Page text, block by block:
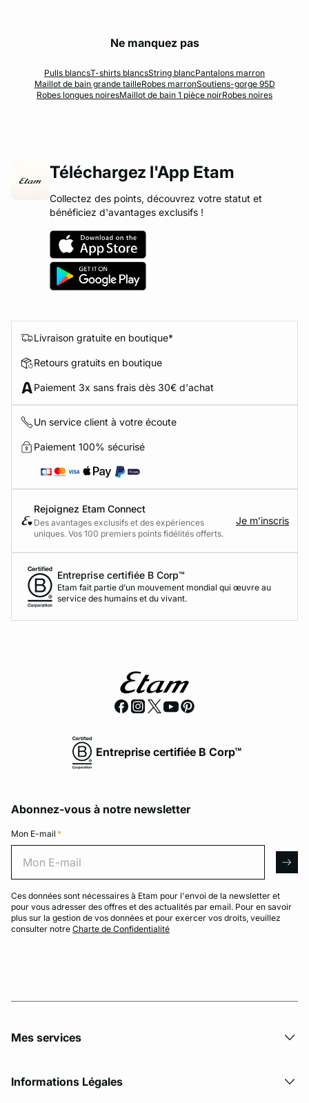
Ne manquez pas
Pulls blancsT-shirts blancsString blancPantalons marron
Maillot de bain grande tailleRobes marronSoutiens-gorge 95D
Robes longues noiresMaillot de bain 1 pièce noirRobes noires
Téléchargez l'App Etam
Collectez des points, découvrez votre statut et
bénéficiez d'avantages exclusifs !
Livraison gratuite en boutique*
Retours gratuits en boutique
Paiement 3x sans frais dès 30€ d'achat
Un service client à votre écoute
Paiement 100% sécurisé
Rejoignez Etam Connect
Des avantages exclusifs et des expériences
uniques. Vos 100 premiers points fidélités offerts.
Je m’inscris
Entreprise certifiée B Corp™
Etam fait partie d’un mouvement mondial qui œuvre au
service des humains et du vivant.
Entreprise certifiée B Corp™
Abonnez-vous à notre newsletter
Mon E-mail *
Ces données sont nécessaires à Etam pour l'envoi de la newsletter et
pour vous adresser des offres et des actualités par email. Pour en savoir
plus sur la gestion de vos données et pour exercer vos droits, veuillez
consulter notre Charte de Confidentialité
Mes services
Informations Légales